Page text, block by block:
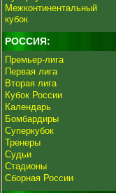
Межконтинентальный
кубок
РОССИЯ:
Премьер-лига
Первая лига
Вторая лига
Кубок России
Календарь
Бомбардиры
Суперкубок
Тренеры
Судьи
Стадионы
Сборная России